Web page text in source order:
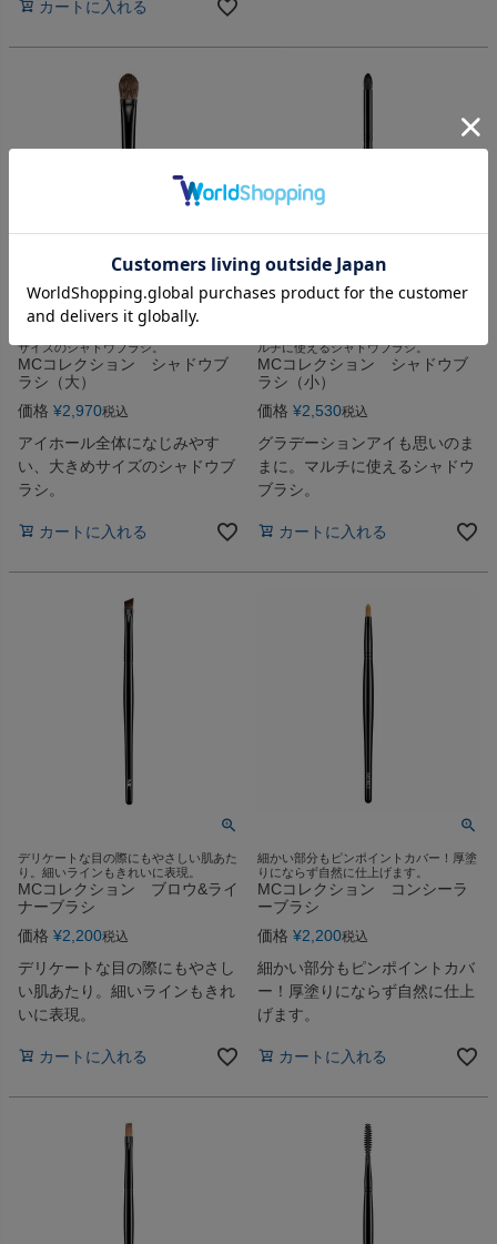
カートに入れる
サイズのシャドウブラシ。
MCコレクション シャドウブ
ラシ（大）
価格 ¥2,970税込
アイホール全体になじみやす
い、大きめサイズのシャドウブ
ラシ。
カートに入れる
ルチに使えるシャドウブラシ。
MCコレクション シャドウブ
ラシ（小）
価格 ¥2,530税込
グラデーションアイも思いのま
まに。マルチに使えるシャドウ
ブラシ。
カートに入れる
デリケートな目の際にもやさしい肌あた
り。細いラインもきれいに表現。
MCコレクション ブロウ&ライ
ナーブラシ
価格 ¥2,200税込
デリケートな目の際にもやさし
い肌あたり。細いラインもきれ
いに表現。
カートに入れる
細かい部分もピンポイントカバー！厚塗
りにならず自然に仕上げます。
MCコレクション コンシーラ
ーブラシ
価格 ¥2,200税込
細かい部分もピンポイントカバ
ー！厚塗りにならず自然に仕上
げます。
カートに入れる